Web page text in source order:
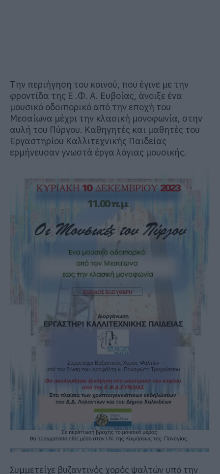
Την περιήγηση του κοινού, που έγινε με την
φροντίδα της Ε .Φ. Α. Ευβοίας, άνοιξε ένα
μουσικό οδοιπορικό από την εποχή του
Μεσαίωνα μέχρι την κλασική μονοφωνία, στην
αυλή του Πύργου. Καθηγητές και μαθητές του
Εργαστηρίου Καλλιτεχνικής Παιδείας
ερμήνευσαν γνωστά έργα λόγιας μουσικής.
Συμμετείχε βυζαντινός χορός ψαλτών υπό την